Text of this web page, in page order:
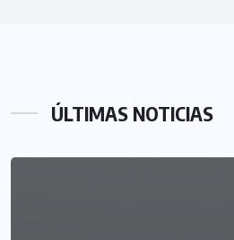
ÚLTIMAS NOTICIAS